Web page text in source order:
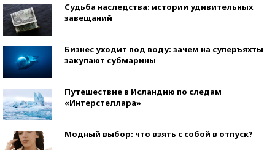
Судьба наследства: истории удивительных
завещаний
Бизнес уходит под воду: зачем на суперъяхты
закупают субмарины
Путешествие в Исландию по следам
«Интерстеллара»
Модный выбор: что взять с собой в отпуск?